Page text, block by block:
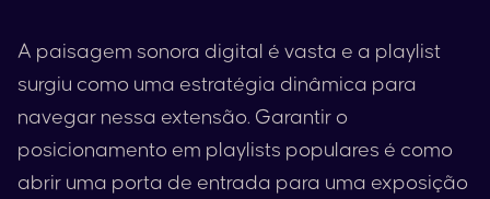
A paisagem sonora digital é vasta e a playlist
surgiu como uma estratégia dinâmica para
navegar nessa extensão. Garantir o
posicionamento em playlists populares é como
abrir uma porta de entrada para uma exposição